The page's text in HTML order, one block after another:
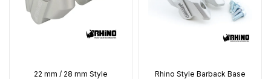
22 mm / 28 mm Style
Rhino Style Barback Base